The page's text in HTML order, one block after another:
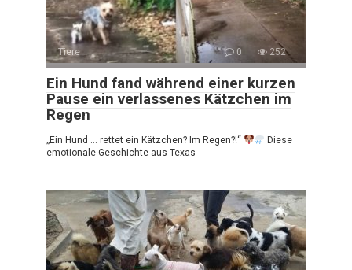
Tiere 0 252
Ein Hund fand während einer kurzen
Pause ein verlassenes Kätzchen im
Regen
„Ein Hund … rettet ein Kätzchen? Im Regen?!“
Diese
emotionale Geschichte aus Texas